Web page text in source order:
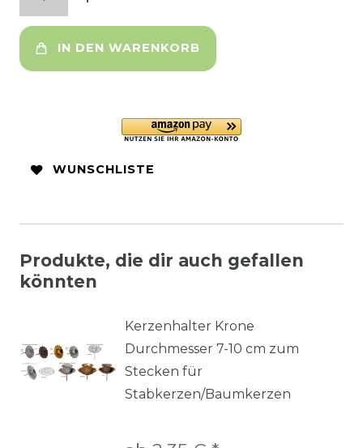
IN DEN WARENKORB
WUNSCHLISTE
Produkte, die dir auch gefallen
könnten
Kerzenhalter Krone
Durchmesser 7-10 cm zum
Stecken für
Stabkerzen/Baumkerzen